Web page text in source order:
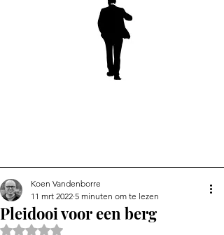
Pleidooi voor een berg
Koen Vandenborre
11 mrt 2022 5 minuten om te lezen
Beoordeeld met NaN uit 5 sterren.